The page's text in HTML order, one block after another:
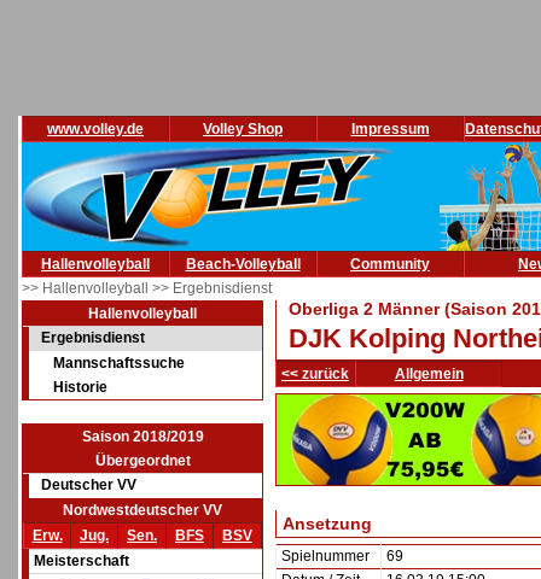
www.volley.de Volley Shop Impressum
Hallenvolleyball Beach-Volleyball Community
>> Hallenvolleyball >> Ergebnisdienst
Hallenvolleyball
Ergebnisdienst
Mannschaftssuche
Historie
Saison 2018/2019
Übergeordnet
Deutscher VV
Nordwestdeutscher VV
Erw.
Jug. Sen. BFS
BSV
Meisterschaft
Oberliga 2 Männer (Saison
DJK Kolping
<< zurück Allgemein
Ansetzung
Spielnummer
69